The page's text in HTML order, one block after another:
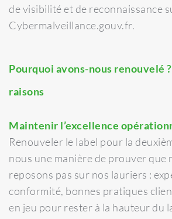
de visibilité et de reconnaissance
Cybermalveillance.gouv.fr.
Pourquoi avons-nous renouvelé
raisons
Maintenir l’excellence
Renouveler le label pour la
nous une manière de prouver que
reposons pas sur nos lauriers :
conformité, bonnes pratiques
en jeu pour rester à la hauteur du